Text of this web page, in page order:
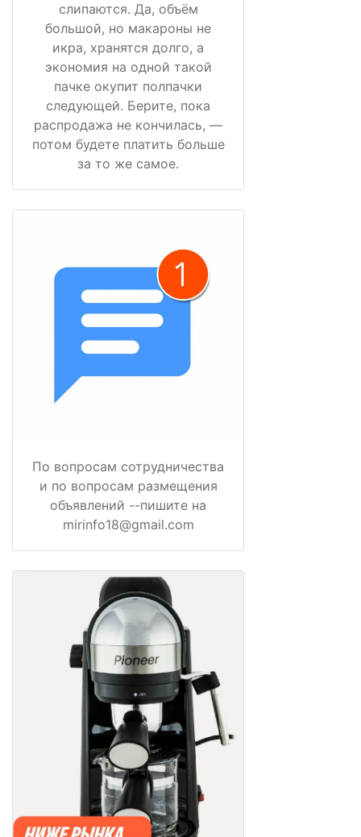
слипаются. Да, объём
большой, но макароны не
икра, хранятся долго, а
экономия на одной такой
пачке окупит полпачки
следующей. Берите, пока
распродажа не кончилась, —
потом будете платить больше
за то же самое.
По вопросам сотрудничества
и по вопросам размещения
объявлений --пишите на
mirinfo18@gmail.com